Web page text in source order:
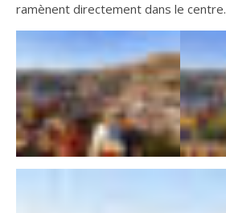
ramènent directement dans le centre.